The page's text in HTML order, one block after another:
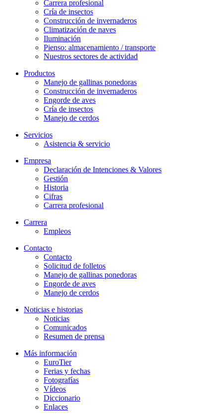
Carrera profesional
Cría de insectos
Construcción de invernaderos
Climatización de naves
Iluminación
Pienso: almacenamiento / transporte
Nuestros sectores de actividad
Productos
Manejo de gallinas ponedoras
Construcción de invernaderos
Engorde de aves
Cría de insectos
Manejo de cerdos
Servicios
Asistencia & servicio
Empresa
Declaración de Intenciones & Valores
Gestión
Historia
Cifras
Carrera profesional
Carrera
Empleos
Contacto
Contacto
Solicitud de folletos
Manejo de gallinas ponedoras
Engorde de aves
Manejo de cerdos
Noticias e historias
Noticias
Comunicados
Resumen de prensa
Más información
EuroTier
Ferias y fechas
Fotografías
Vídeos
Diccionario
Enlaces